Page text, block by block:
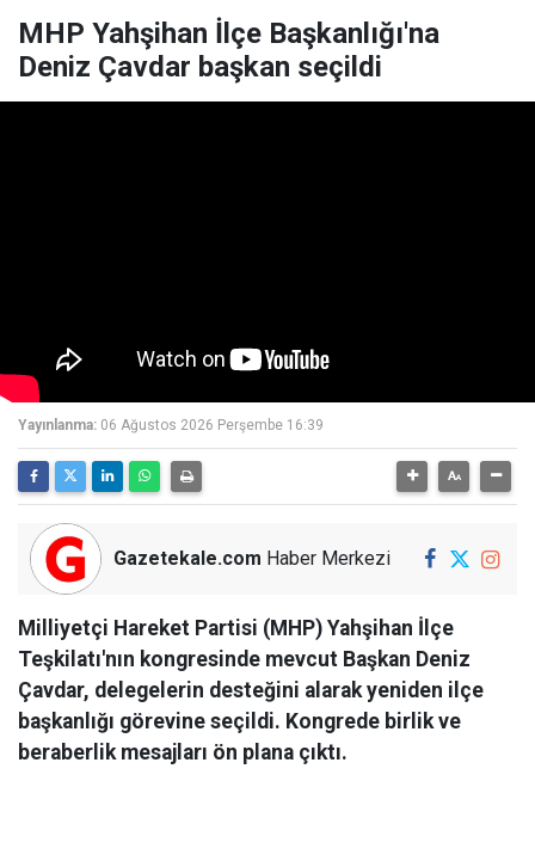
MHP Yahşihan İlçe Başkanlığı'na
Deniz Çavdar başkan seçildi
Yayınlanma: 06 Ağustos 2026 Perşembe 16:39
Gazetekale.com Haber Merkezi
Milliyetçi Hareket Partisi (MHP) Yahşihan İlçe
Teşkilatı'nın kongresinde mevcut Başkan Deniz
Çavdar, delegelerin desteğini alarak yeniden ilçe
başkanlığı görevine seçildi. Kongrede birlik ve
beraberlik mesajları ön plana çıktı.